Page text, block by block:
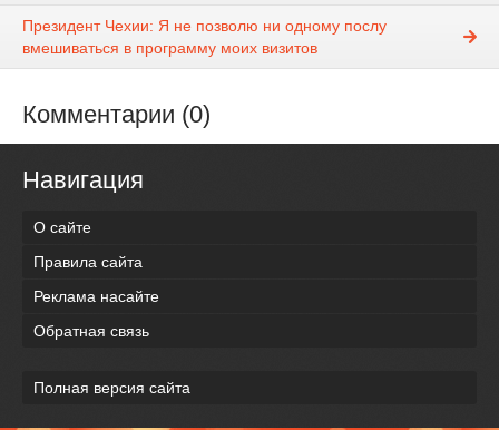
Президент Чехии: Я не позволю ни одному послу
вмешиваться в программу моих визитов
Комментарии (0)
Навигация
О сайте
Правила сайта
Реклама насайте
Обратная связь
Полная версия сайта